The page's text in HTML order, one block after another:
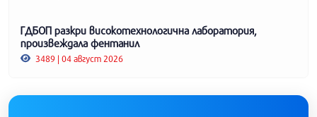
ГДБОП разкри високотехнологична лаборатория,
произвеждала фентанил
3489 | 04 август 2026